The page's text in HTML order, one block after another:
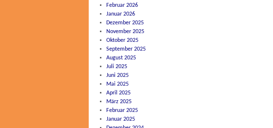
Februar 2026
Januar 2026
Dezember 2025
November 2025
Oktober 2025
September 2025
August 2025
Juli 2025
Juni 2025
Mai 2025
April 2025
März 2025
Februar 2025
Januar 2025